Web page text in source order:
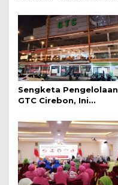
Sengketa Pengelolaan
GTC Cirebon, Ini
Simanjuntak